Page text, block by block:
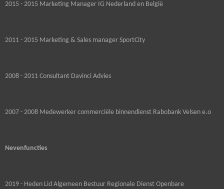
2015 - 2015 Marketing Manager IG Nederland en België
2011 - 2015 Marketing & Sales manager SportCity
2008 - 2011 Consultant Davinci Advies
2007 - 2008 Medewerker commerciële binnendienst Rabobank Velsen e.o
Nevenfuncties
2019 - Heden Lid Algemeen Bestuur Regionale Dienst Openbare